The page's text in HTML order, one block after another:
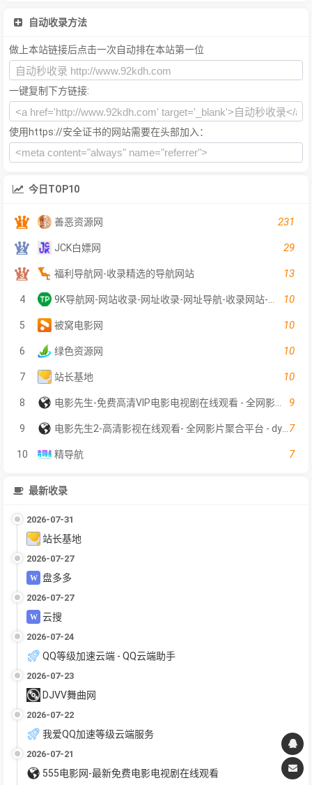
自动收录方法
做上本站链接后点击一次自动排在本站第一位
一键复制下方链接:
使用https://安全证书的网站需要在头部加入：
今日TOP10
善恶资源网 231
JCK白嫖网 29
福利导航网-收录精选的导航网站 13
4 10
5 被窝电影网 10
6 绿色资源网 10
7 站长基地 10
8 9
9 7
10 精导航 7
最新收录
2026-07-31
站长基地
2026-07-27
盘多多
2026-07-27
云搜
2026-07-24
QQ等级加速云端 - QQ云端助手
2026-07-23
DJVV舞曲网
2026-07-22
我爱QQ加速等级云端服务
2026-07-21
555电影网-最新免费电影电视剧在线观看